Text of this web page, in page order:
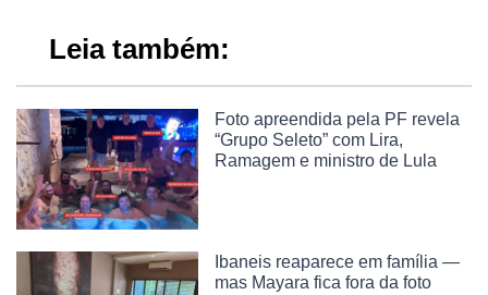
Leia também:
Foto apreendida pela PF revela
“Grupo Seleto” com Lira,
Ramagem e ministro de Lula
Ibaneis reaparece em família —
mas Mayara fica fora da foto